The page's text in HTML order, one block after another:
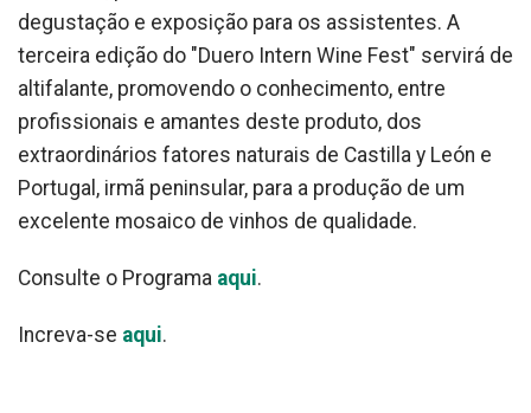
degustação e exposição para os assistentes. A
terceira edição do "Duero Intern Wine Fest" servirá de
altifalante, promovendo o conhecimento, entre
profissionais e amantes deste produto, dos
extraordinários fatores naturais de Castilla y León e
Portugal, irmã peninsular, para a produção de um
excelente mosaico de vinhos de qualidade.
Consulte o Programa aqui.
Increva-se aqui.